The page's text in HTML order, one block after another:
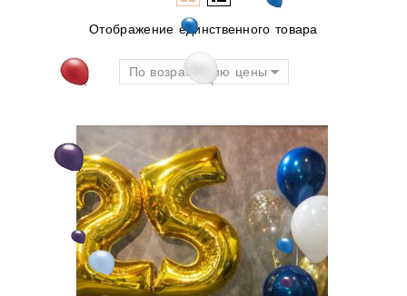
Отображение единственного товара
По возрастанию цены